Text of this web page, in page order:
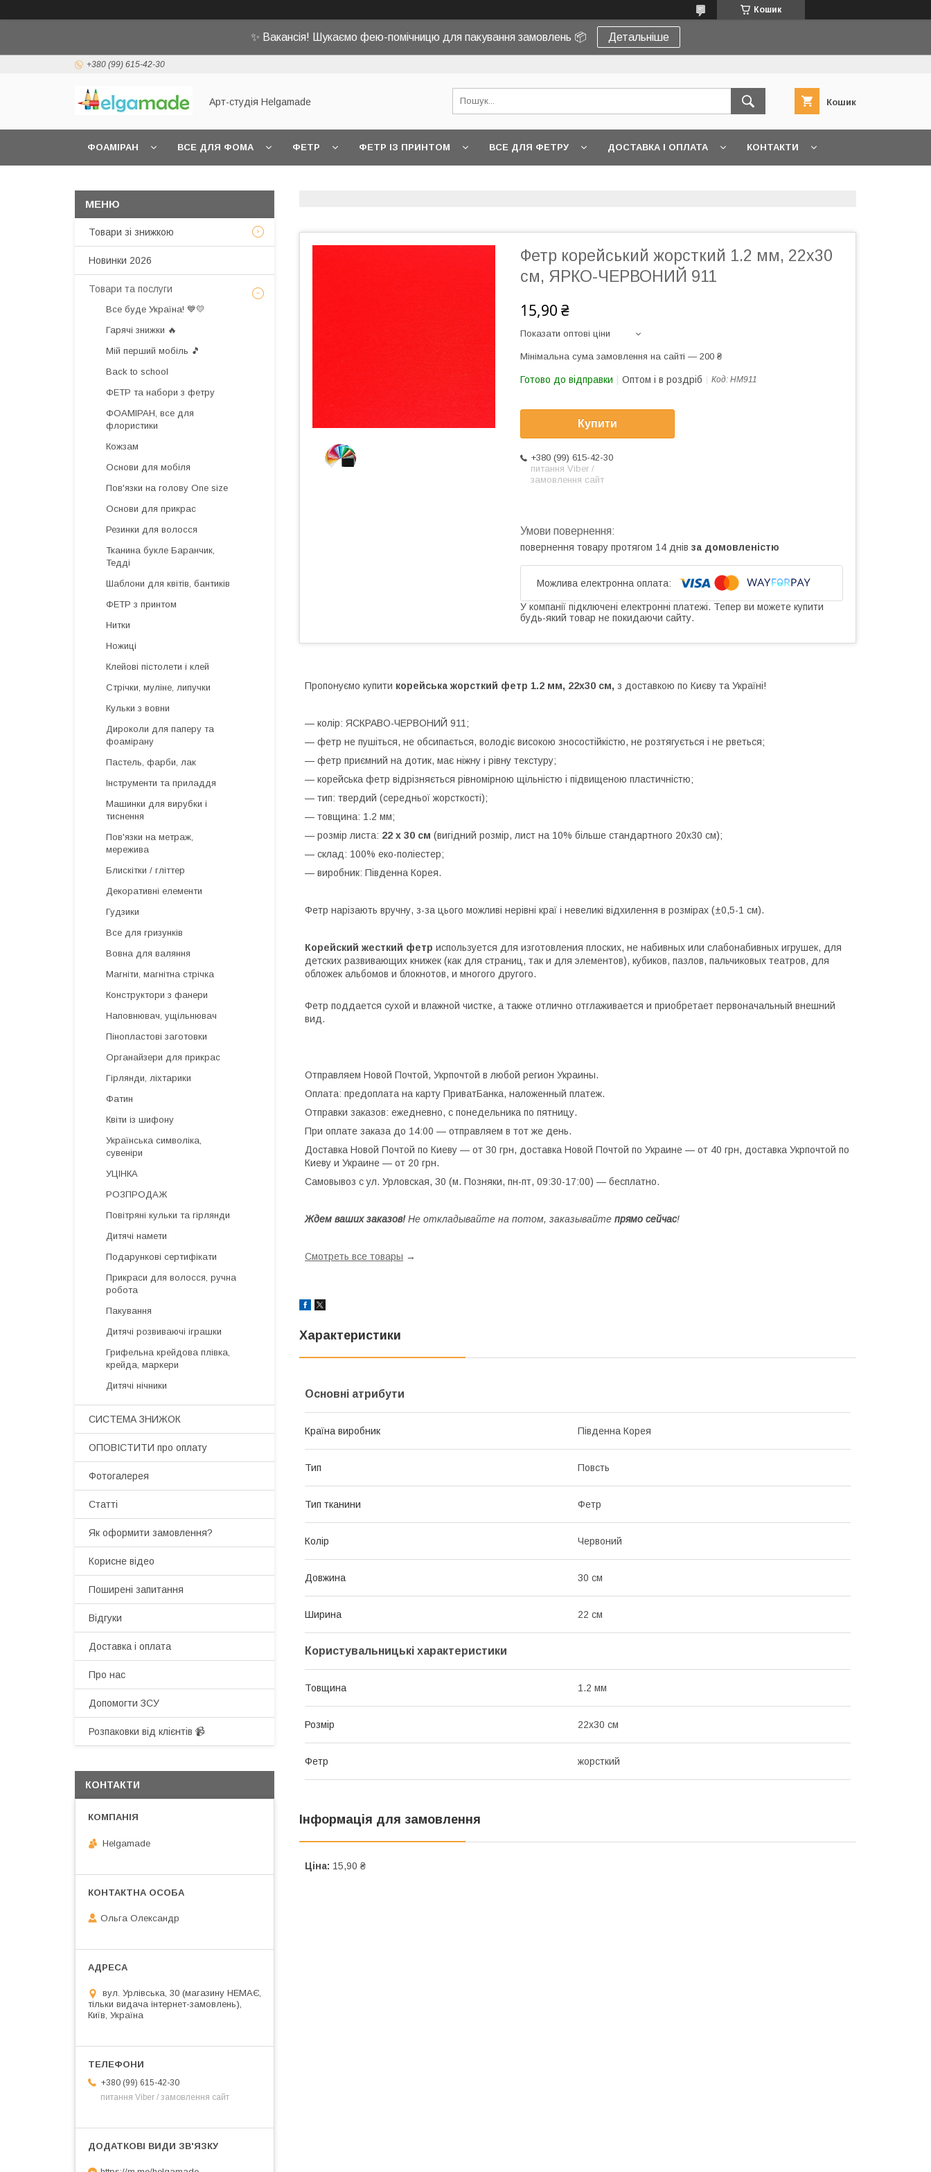
Кошик
✨ Вакансія! Шукаємо фею-помічницю для пакування замовлень 📦 Детальніше
+380 (99) 615-42-30
Арт-студія Helgamade Кошик
ФОАМІРАН ВСЕ ДЛЯ ФОМА ФЕТР ФЕТР ІЗ ПРИНТОМ ВСЕ ДЛЯ ФЕТРУ ДОСТАВКА І ОПЛАТА КОНТАКТИ
Фетр корейський жорсткий 1.2 мм, 22x30
см, ЯРКО-ЧЕРВОНИЙ 911
15,90 ₴
Показати оптові ціни
Мінімальна сума замовлення на сайті — 200 ₴
Готово до відправки Оптом і в роздріб Код: HM911
Купити
+380 (99) 615-42-30
питання Viber /
замовлення сайт
повернення товару протягом 14 днів за домовленістю
У компанії підключені електронні платежі. Тепер ви можете купити
будь-який товар не покидаючи сайту.
Пропонуємо купити корейська жорсткий фетр 1.2 мм, 22х30 см, з доставкою по Києву та Україні!
— колір: ЯСКРАВО-ЧЕРВОНИЙ 911;
— фетр не пушіться, не обсипається, володіє високою зносостійкістю, не розтягується і не рветься;
— фетр приємний на дотик, має ніжну і рівну текстуру;
— корейська фетр відрізняється рівномірною щільністю і підвищеною пластичністю;
— тип: твердий (середньої жорсткості);
— товщина: 1.2 мм;
— розмір листа: 22 х 30 см (вигідний розмір, лист на 10% більше стандартного 20х30 см);
— склад: 100% еко-поліестер;
— виробник: Південна Корея.
Фетр нарізають вручну, з-за цього можливі нерівні краї і невеликі відхилення в розмірах (±0,5-1 см).
Корейский жесткий фетр используется для изготовления плоских, не набивных или слабонабивных игрушек, для
детских развивающих книжек (как для страниц, так и для элементов), кубиков, пазлов, пальчиковых театров, для
обложек альбомов и блокнотов, и многого другого.
Фетр поддается сухой и влажной чистке, а также отлично отглаживается и приобретает первоначальный внешний
вид.
Отправляем Новой Почтой, Укрпочтой в любой регион Украины.
Оплата: предоплата на карту ПриватБанка, наложенный платеж.
Отправки заказов: ежедневно, с понедельника по пятницу.
При оплате заказа до 14:00 — отправляем в тот же день.
Доставка Новой Почтой по Киеву — от 30 грн, доставка Новой Почтой по Украине — от 40 грн, доставка Укрпочтой по
Киеву и Украине — от 20 грн.
Самовывоз с ул. Урловская, 30 (м. Позняки, пн-пт, 09:30-17:00) — бесплатно.
Ждем ваших заказов!Не откладывайте на потом, заказывайте прямо сейчас!
Смотреть все товары →
Характеристики
Основні атрибути
Країна виробник Південна Корея
Тип Повсть
Тип тканини Фетр
Колір Червоний
Довжина 30 см
Ширина 22 см
Користувальницькі характеристики
Товщина 1.2 мм
Розмір 22х30 см
Фетр жорсткий
Інформація для замовлення
Ціна: 15,90 ₴
Товари зі знижкою
Новинки 2026
Товари та послуги
Все буде Україна! 💙💛
Гарячі знижки 🔥
Мій перший мобіль 🎵
Back to school
ФЕТР та набори з фетру
ФОАМІРАН, все для
флористики
Кожзам
Основи для мобіля
Пов'язки на голову One size
Основи для прикрас
Резинки для волосся
Тканина букле Баранчик,
Тедді
Шаблони для квітів, бантиків
ФЕТР з принтом
Нитки
Ножиці
Клейові пістолети і клей
Стрічки, муліне, липучки
Кульки з вовни
Дироколи для паперу та
фоамірану
Пастель, фарби, лак
Інструменти та приладдя
Машинки для вирубки і
тиснення
Пов'язки на метраж,
мережива
Блискітки / гліттер
Декоративні елементи
Гудзики
Все для гризунків
Вовна для валяння
Магніти, магнітна стрічка
Конструктори з фанери
Наповнювач, ущільнювач
Пінопластові заготовки
Органайзери для прикрас
Гірлянди, ліхтарики
Фатин
Квіти із шифону
Українська символіка,
сувеніри
УЦІНКА
РОЗПРОДАЖ
Повітряні кульки та гірлянди
Дитячі намети
Подарункові сертифікати
Прикраси для волосся, ручна
робота
Пакування
Дитячі розвиваючі іграшки
Грифельна крейдова плівка,
крейда, маркери
Дитячі нічники
СИСТЕМА ЗНИЖОК
ОПОВІСТИТИ про оплату
Фотогалерея
Статті
Як оформити замовлення?
Корисне відео
Поширені запитання
Відгуки
Доставка і оплата
Про нас
Допомогти ЗСУ
Розпаковки від клієнтів 📹
КОНТАКТИ
Helgamade
Ольга Олександр
вул. Урлівська, 30 (магазину НЕМАЄ,
тільки видача інтернет-замовлень),
Київ, Україна
+380 (99) 615-42-30
питання Viber / замовлення сайт